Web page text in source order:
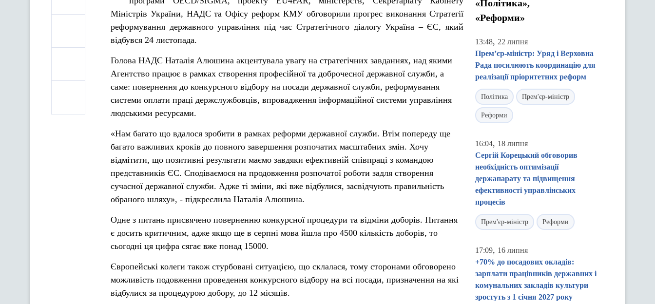
Міністрів України, НАДС та Офісу реформ КМУ обговорили прогрес виконання Стратегії
реформування державного управління під час Стратегічного діалогу Україна – ЄС, який
відбувся 24 листопада.
Голова НАДС Наталія Алюшина акцентувала увагу на стратегічних завданнях, над якими
Агентство працює в рамках створення професійної та доброчесної державної служби, а
саме: повернення до конкурсного відбору на посади державної служби, реформування
системи оплати праці держслужбовців, впровадження інформаційної системи управління
людськими ресурсами.
«Нам багато що вдалося зробити в рамках реформи державної служби. Втім попереду ще
багато важливих кроків до повного завершення розпочатих масштабних змін. Хочу
відмітити, що позитивні результати маємо завдяки ефективній співпраці з командою
представників ЄС. Сподіваємося на продовження розпочатої роботи задля створення
сучасної державної служби. Адже ті зміни, які вже відбулися, засвідчують правильність
обраного шляху», - підкреслила Наталія Алюшина.
Одне з питань присвячено поверненню конкурсної процедури та відміни доборів. Питання
є досить критичним, адже якщо ще в серпні мова йшла про 4500 кількість доборів, то
сьогодні ця цифра сягає вже понад 15000.
Європейські колеги також стурбовані ситуацією, що склалася, тому сторонами обговорено
можливість подовження проведення конкурсного відбору на всі посади, призначення на які
відбулися за процедурою добору, до 12 місяців.
«Політика»,
«Реформи»
13:48, 22 липня
Прем’єр-міністр: Уряд і Верховна
Рада посилюють координацію для
реалізації пріоритетних реформ
Політика Прем'єр-міністр
Реформи
16:04, 18 липня
Сергій Корецький обговорив
необхідність оптимізації
держапарату та підвищення
ефективності управлінських
процесів
Прем'єр-міністр Реформи
17:09, 16 липня
+70% до посадових окладів:
зарплати працівників державних і
комунальних закладів культури
зростуть з 1 січня 2027 року